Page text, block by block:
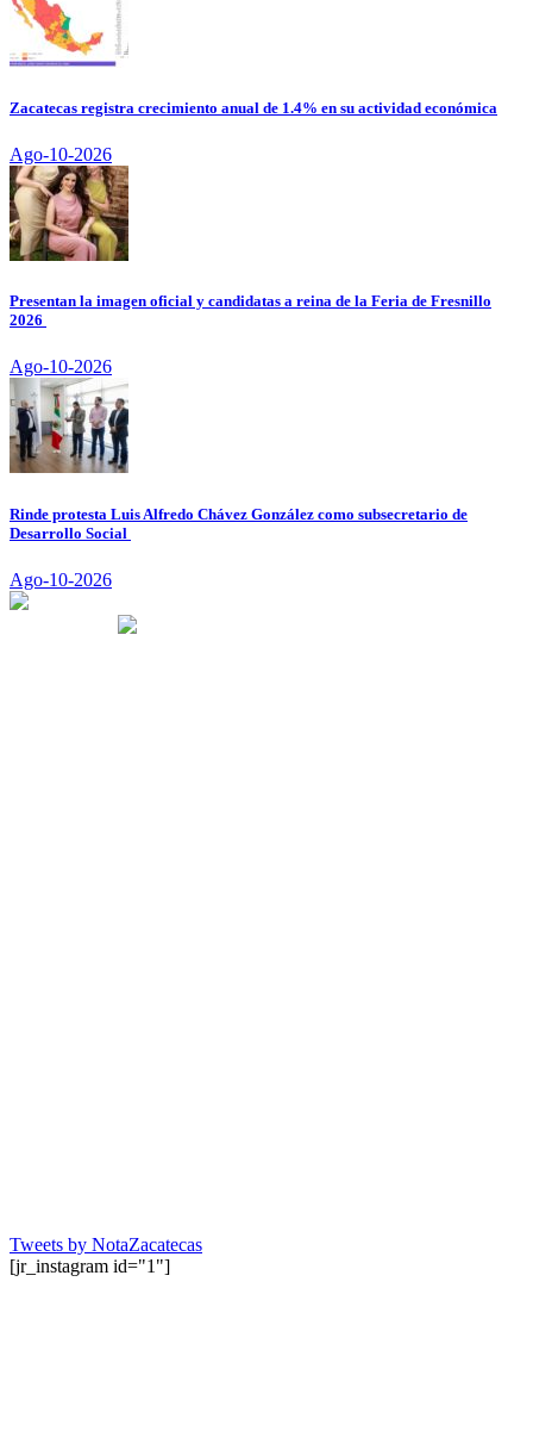
Zacatecas registra crecimiento anual de 1.4% en su actividad económica
Ago-10-2026
Presentan la imagen oficial y candidatas a reina de la Feria de Fresnillo
2026
Ago-10-2026
Rinde protesta Luis Alfredo Chávez González como subsecretario de
Desarrollo Social
Ago-10-2026
Tweets by NotaZacatecas
[jr_instagram id="1"]